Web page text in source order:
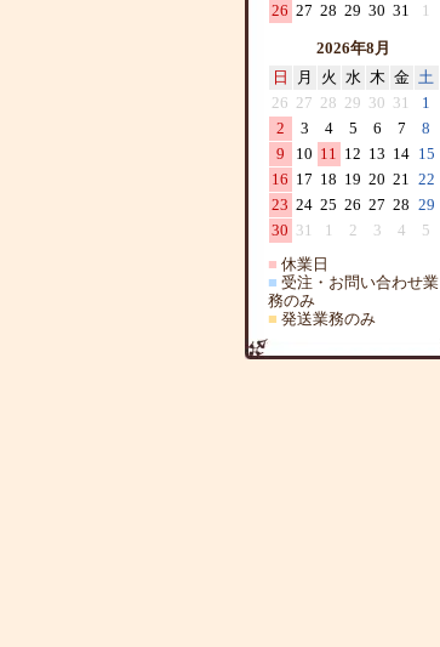
26 27 28 29 30 31 1
2026年8月
日
月 火 水 木 金 土
26 27 28 29 30 31
1
2
3 4 5 6 7
8
9
10 11 12 13 14 15
16 17 18 19 20 21 22
23 24 25 26 27 28 29
30 31 1 2 3 4
5
■ 休業日
■ 受注・お問い合わせ業
務のみ
■ 発送業務のみ